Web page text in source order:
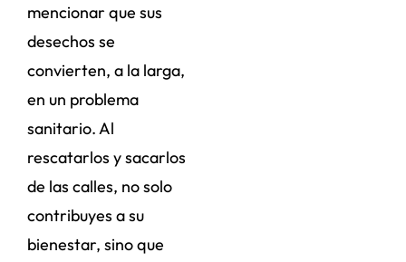
mencionar que sus
desechos se
convierten, a la larga,
en un problema
sanitario. Al
rescatarlos y sacarlos
de las calles, no solo
contribuyes a su
bienestar, sino que